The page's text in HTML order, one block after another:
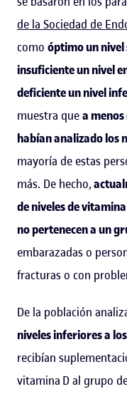
de la Sociedad de
como óptimo un
insuficiente un nivel
deficiente un nivel
muestra quea menos
habían analizado los
mayoría de estas
más. De hecho,
de niveles de
no pertenecen a un
embarazadas o
fracturas o con
De la población
niveles inferiores a
recibían
vitamina D al grupo